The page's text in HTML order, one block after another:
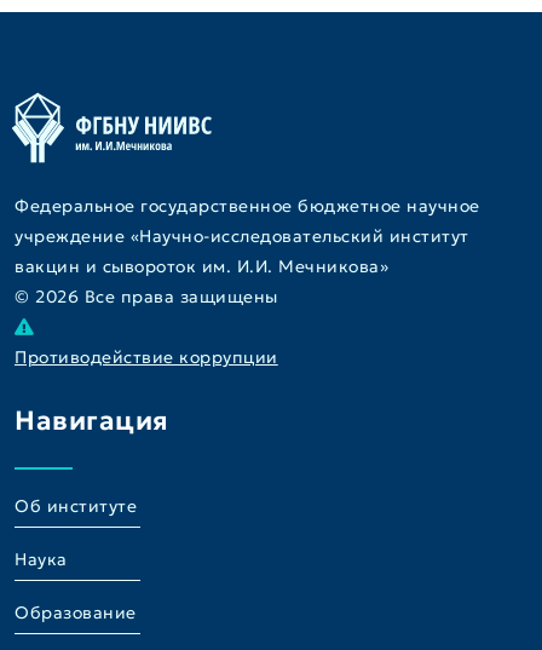
Федеральное государственное бюджетное научное
учреждение «Научно-исследовательский институт
вакцин и сывороток им. И.И. Мечникова»
© 2026 Все права защищены
Противодействие коррупции
Навигация
Об институте
Наука
Образование